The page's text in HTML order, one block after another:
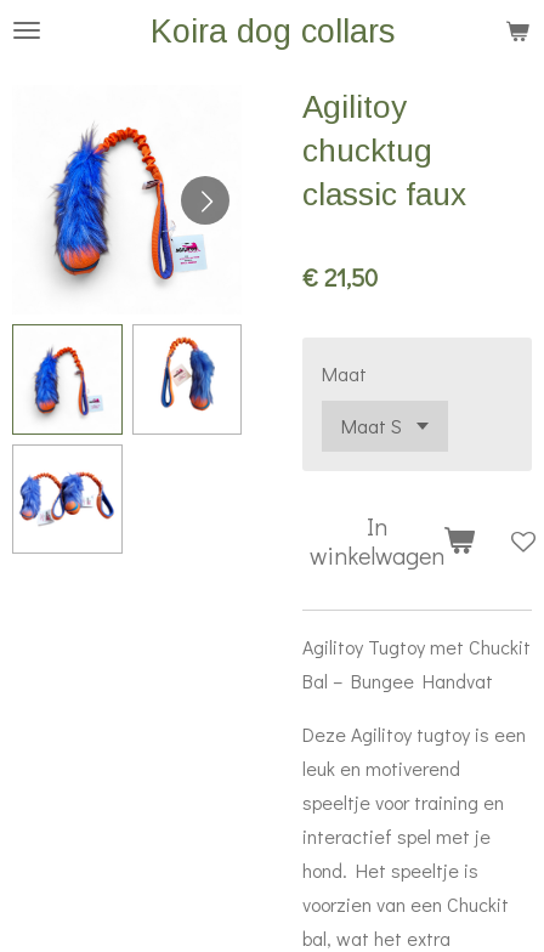
Ga
hoofdinhoud
Koira dog collars
Agilitoy
chucktug
classic faux
€ 21,50
Maat
In
winkelwagen
Agilitoy Tugtoy met Chuckit
Bal – Bungee Handvat
Deze Agilitoy tugtoy is een
leuk en motiverend
speeltje voor training en
interactief spel met je
hond. Het speeltje is
voorzien van een Chuckit
bal, wat het extra